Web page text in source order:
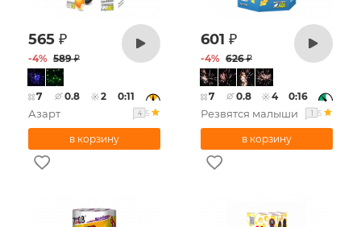
565 ₽
-4% 589₽
7 0.8 2 0:11
Азарт 4 5
601 ₽
-4% 626₽
7 0.8 4 0:16
Резвятся малыши 1 5